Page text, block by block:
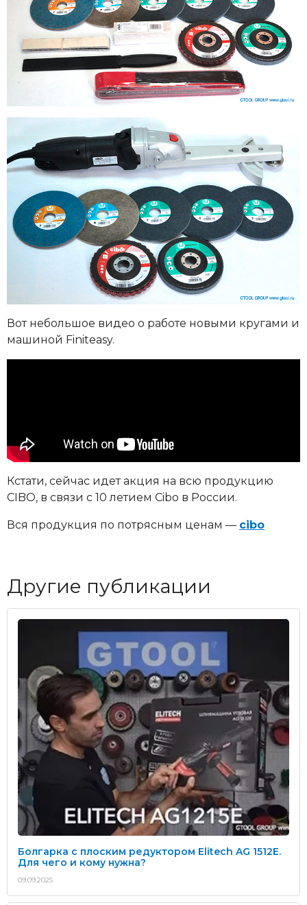
Вот небольшое видео о работе новыми кругами и
машиной Finiteasy.
Кстати, сейчас идет акция на всю продукцию
CIBO, в связи с 10 летием Cibo в России.
Вся продукция по потрясным ценам — cibo
Другие публикации
Болгарка с плоским редуктором Elitech AG 1512E.
Для чего и кому нужна?
09.09.2025